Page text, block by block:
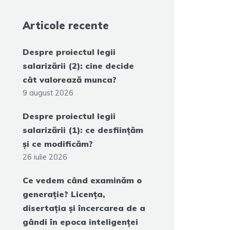
Articole recente
Despre proiectul legii
salarizării (2): cine decide
cât valorează munca?
9 august 2026
Despre proiectul legii
salarizării (1): ce desființăm
și ce modificăm?
26 iulie 2026
Ce vedem când examinăm o
generație? Licența,
disertația și încercarea de a
gândi în epoca inteligenței